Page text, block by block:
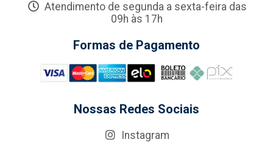
Atendimento de segunda a sexta-feira das
09h às 17h
Formas de Pagamento
Nossas Redes Sociais
Instagram